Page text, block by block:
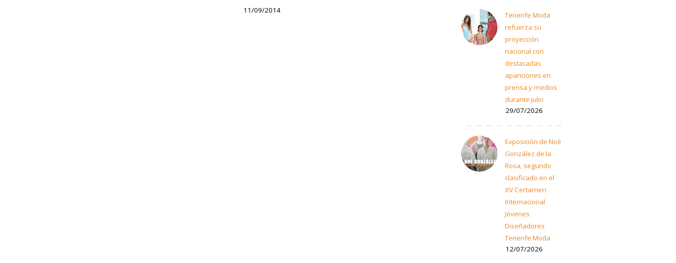
11/09/2014
Tenerife Moda
refuerza su
proyección
nacional con
destacadas
apariciones en
prensa y medios
durante julio
29/07/2026
Exposición de Noé
González de la
Rosa, segundo
clasificado en el
XV Certamen
Internacional
Jóvenes
Diseñadores
Tenerife Moda
12/07/2026